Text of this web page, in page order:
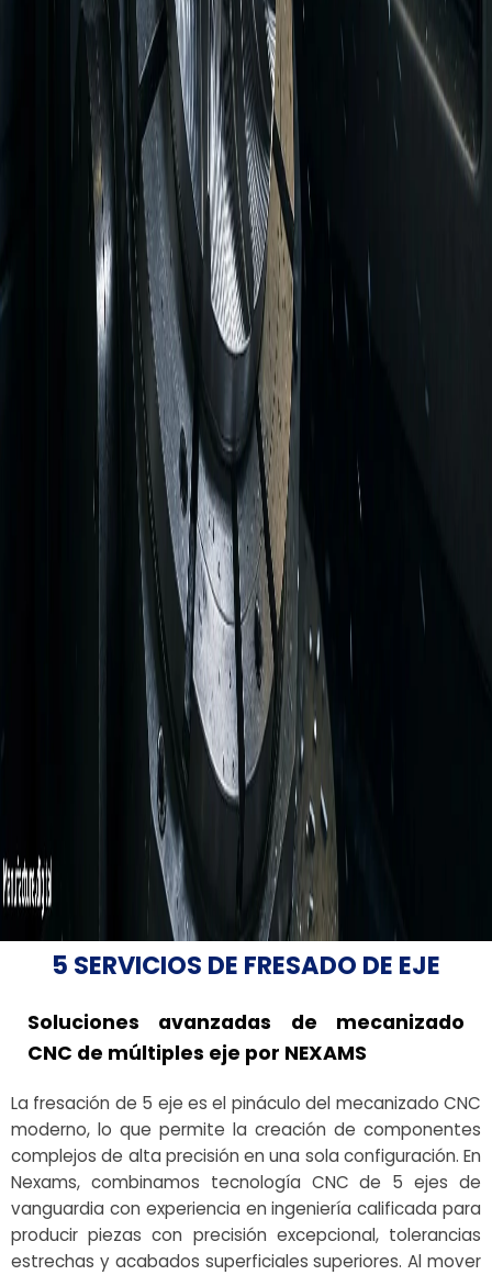
5 SERVICIOS DE FRESADO DE EJE
Soluciones avanzadas de mecanizado
CNC de múltiples eje por NEXAMS
La fresación de 5 eje es el pináculo del mecanizado CNC
moderno, lo que permite la creación de componentes
complejos de alta precisión en una sola configuración. En
Nexams, combinamos tecnología CNC de 5 ejes de
vanguardia con experiencia en ingeniería calificada para
producir piezas con precisión excepcional, tolerancias
estrechas y acabados superficiales superiores. Al mover